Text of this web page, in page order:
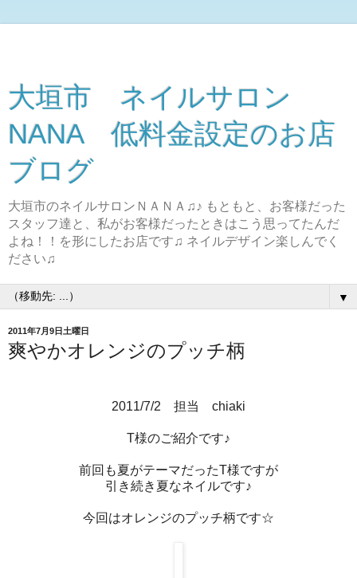
大垣市 ネイルサロン
NANA 低料金設定のお店
ブログ
大垣市のネイルサロンＮＡＮＡ♫♪ もともと、お客様だった
スタッフ達と、私がお客様だったときはこう思ってたんだ
よね！！を形にしたお店です♫ ネイルデザイン楽しんでく
ださい♫
▼
2011年7月9日土曜日
爽やかオレンジのプッチ柄
2011/7/2 担当 chiaki
T様のご紹介です♪
前回も夏がテーマだったT様ですが
引き続き夏なネイルです♪
今回はオレンジのプッチ柄です☆